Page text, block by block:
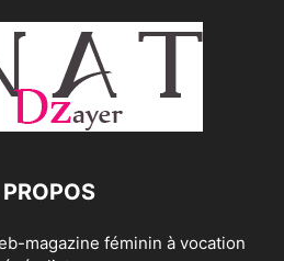
magazine féminin à vocation